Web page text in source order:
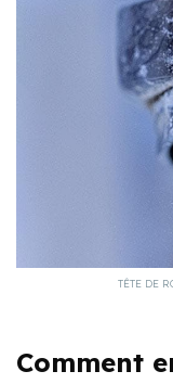
TÊTE DE
Comment